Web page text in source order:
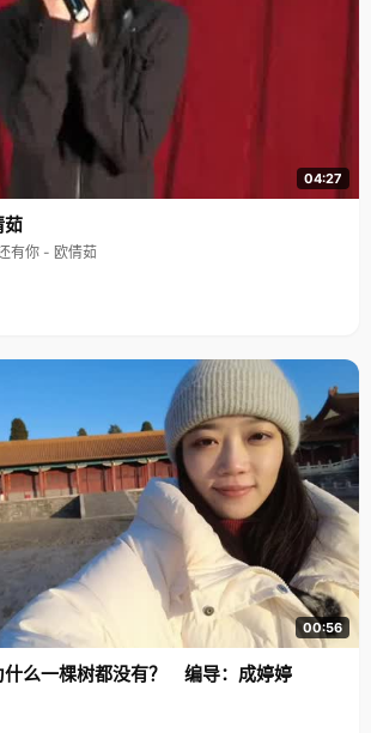
04:27
茹
有你 - 欧倩茹
00:56
什么一棵树都没有？ 编导：成婷婷